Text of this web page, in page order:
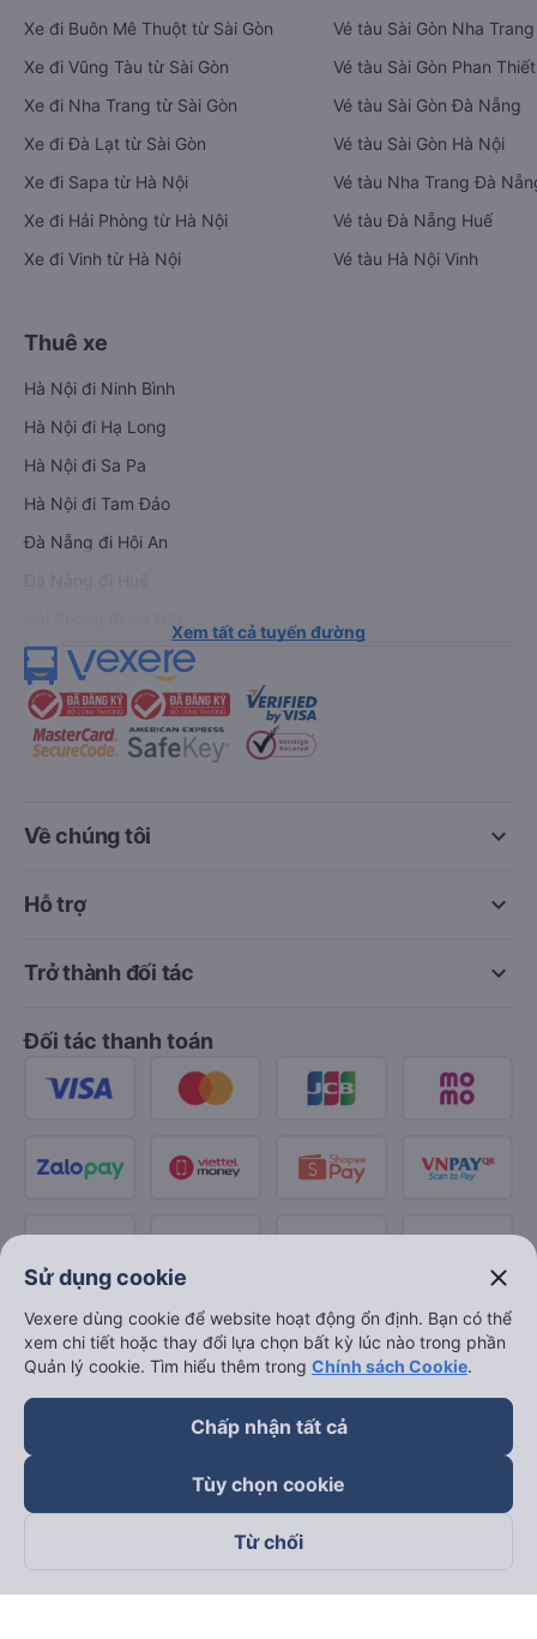
Xe đi Buôn Mê Thuột từ Sài Gòn
Xe đi Vũng Tàu từ Sài Gòn
Xe đi Nha Trang từ Sài Gòn
Xe đi Đà Lạt từ Sài Gòn
Xe đi Sapa từ Hà Nội
Xe đi Hải Phòng từ Hà Nội
Xe đi Vinh từ Hà Nội
Vé tàu Sài Gòn Nha Trang
Vé tàu Sài Gòn Phan Thiết
Vé tàu Sài Gòn Đà Nẵng
Vé tàu Sài Gòn Hà Nội
Vé tàu Nha Trang Đà
Vé tàu Đà Nẵng Huế
Vé tàu Hà Nội Vinh
Thuê xe
Hà Nội đi Ninh Bình
Hà Nội đi Hạ Long
Hà Nội đi Sa Pa
Hà Nội đi Tam Đảo
Đà Nẵng đi Hội An
Xem tất cả tuyến đường
keyboard_arrow_down
Về chúng tôi
keyboard_arrow_down
Hỗ trợ
keyboard_arrow_down
Trở thành đối tác
Đối tác thanh toán
Theo dõi chúng tôi trên
Sử dụng cookie close
Vexere dùng cookie để website hoạt động ổn định. Bạn có thể
xem chi tiết hoặc thay đổi lựa chọn bất kỳ lúc nào trong phần
Quản lý cookie. Tìm hiểu thêm trong Chính sách Cookie.
Chấp nhận tất cả
Tùy chọn cookie
Từ chối